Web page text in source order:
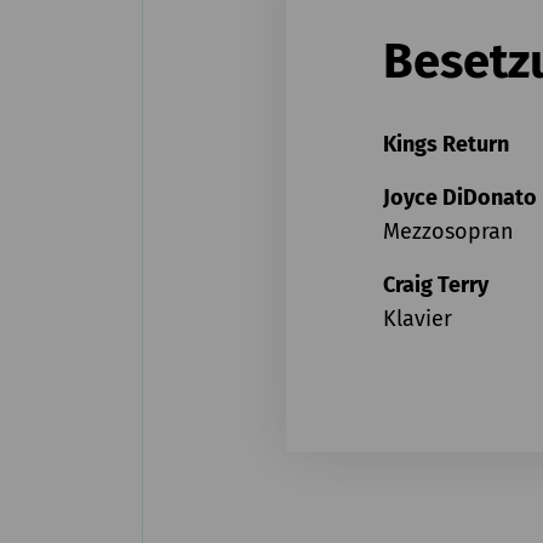
Kings Return
Joyce DiDonato
Mezzosopran
Craig Terry
Klavier